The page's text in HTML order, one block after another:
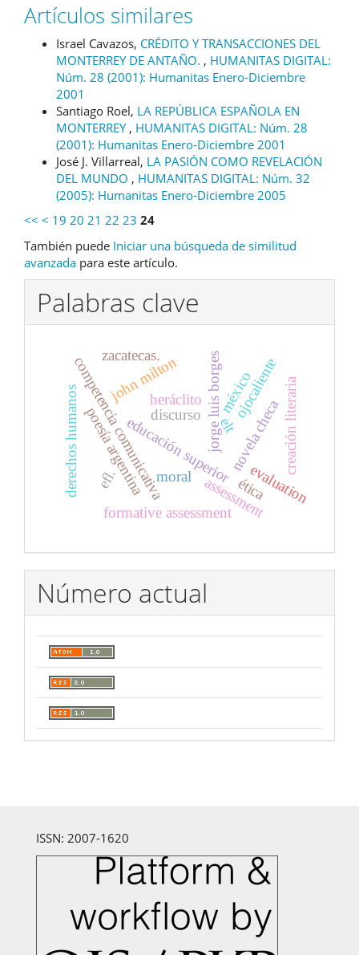
Artículos similares
Israel Cavazos, CRÉDITO Y TRANSACCIONES DEL
MONTERREY DE ANTAÑO. , HUMANITAS DIGITAL:
Núm. 28 (2001): Humanitas Enero-Diciembre
2001
Santiago Roel, LA REPÚBLICA ESPAÑOLA EN
MONTERREY , HUMANITAS DIGITAL: Núm. 28
(2001): Humanitas Enero-Diciembre 2001
José J. Villarreal, LA PASIÓN COMO REVELACIÓN
DEL MUNDO , HUMANITAS DIGITAL: Núm. 32
(2005): Humanitas Enero-Diciembre 2005
<< < 19 20 21 22 23 24
También puede Iniciar una búsqueda de similitud
avanzada para este artículo.
Palabras clave
discurso
competencia comunicativaeducación superior
jorge luis borges
heráclito
john milton
poesía argentina
derechos humanos ética
moral
méxico
novela checa
assessmentevaluation
formative assessment
elt
efl.
ojocaliente
zacatecas.
creación literaria
Número actual
ISSN: 2007-1620